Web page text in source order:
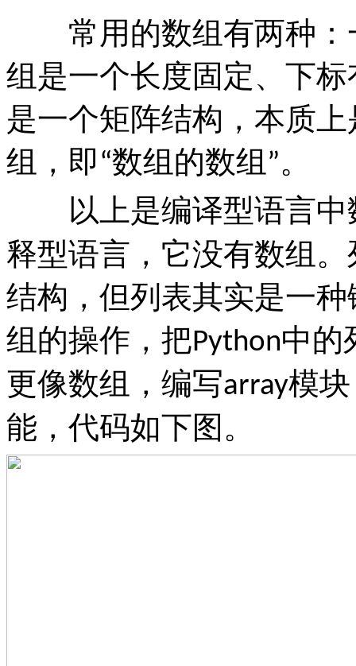
常用的数组有两种：
组是一个长度固定、下
是一个矩阵结构，本质
组，即 “数组的数组 ”。
以上是编译型语言中
释型语言，它没有数组
结构，但列表其实是一
组的操作，把Python中的
更像数组，编写array模
能，代码如下图。